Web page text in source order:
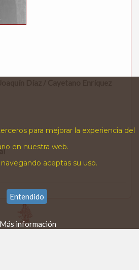
para mejorar la experiencia del
en nuestra web.
aceptas su uso.
Entendido
Más información